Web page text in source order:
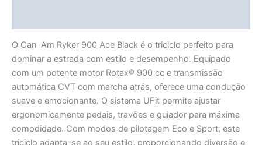
O Can-Am Ryker 900 Ace Black é o triciclo perfeito para
dominar a estrada com estilo e desempenho. Equipado
com um potente motor Rotax® 900 cc e transmissão
automática CVT com marcha atrás, oferece uma condução
suave e emocionante. O sistema UFit permite ajustar
ergonomicamente pedais, travões e guiador para máxima
comodidade. Com modos de pilotagem Eco e Sport, este
triciclo adapta-se ao seu estilo, proporcionando diversão e